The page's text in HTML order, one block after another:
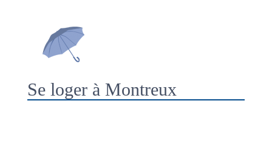
Se loger à Montreux